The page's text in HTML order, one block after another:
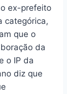
ex-prefeito
categórica,
que o
da
o IP da
diz que